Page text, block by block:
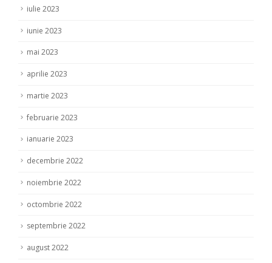
iulie 2023
iunie 2023
mai 2023
aprilie 2023
martie 2023
februarie 2023
ianuarie 2023
decembrie 2022
noiembrie 2022
octombrie 2022
septembrie 2022
august 2022